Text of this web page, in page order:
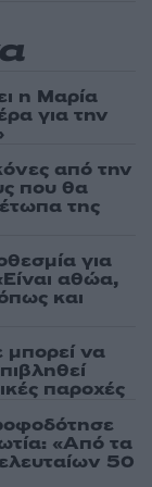
η Μαρία
για την
από την
που θα
της
για
αθώα,
και
να
παροχές
«Από τα
50